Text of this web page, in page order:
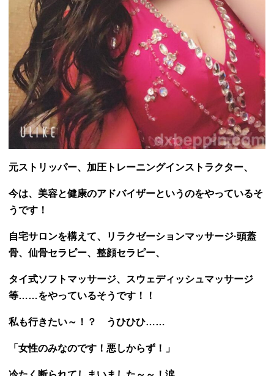
元ストリッパー、加圧トレーニングインストラクター、
今は、美容と健康のアドバイザーというのをやっているそ
うです！
自宅サロンを構えて、リラクゼーションマッサージ·頭蓋
骨、仙骨セラピー、整顔セラピー、
タイ式ソフトマッサージ、スウェディッシュマッサージ
等……をやっているそうです！！
私も行きたい～！？ うひひひ……
「女性のみなのです！悪しからず！」